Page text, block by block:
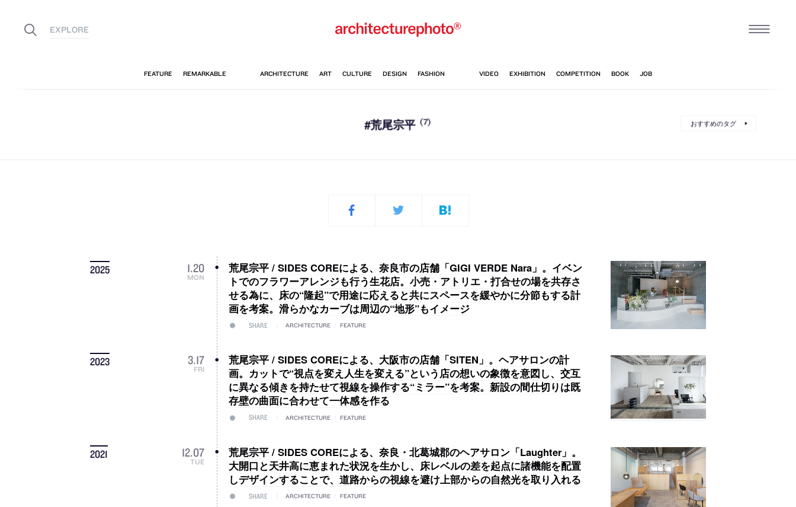
#荒尾宗平 (7) おすすめのタグ
2025 1.20
MON
荒尾宗平 / SIDES COREによる、奈良市の店舗「GIGI VERDE Nara」。イベン
トでのフラワーアレンジも行う生花店。小売・アトリエ・打合せの場を共存さ
せる為に、床の“隆起”で用途に応えると共にスペースを緩やかに分節もする計
画を考案。滑らかなカーブは周辺の“地形”もイメージ
SHARE ARCHITECTURE FEATURE
2023 3.17
FRI
荒尾宗平 / SIDES COREによる、大阪市の店舗「SITEN」。ヘアサロンの計
画。カットで“視点を変え人生を変える”という店の想いの象徴を意図し、交互
に異なる傾きを持たせて視線を操作する“ミラー”を考案。新設の間仕切りは既
存壁の曲面に合わせて一体感を作る
SHARE ARCHITECTURE FEATURE
2021 12.07
TUE
荒尾宗平 / SIDES COREによる、奈良・北葛城郡のヘアサロン「Laughter」。
大開口と天井高に恵まれた状況を生かし、床レベルの差を起点に諸機能を配置
しデザインすることで、道路からの視線を避け上部からの自然光を取り入れる
SHARE ARCHITECTURE FEATURE